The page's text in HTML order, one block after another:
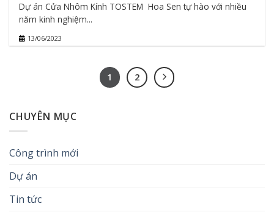
CHUYÊN MỤC
Công trình mới
Dự án
Tin tức
Dự án Cửa Nhôm Kính TOSTEM Hoa Sen tự hào với nhiều
năm kinh nghiệm...
13/06/2023
1 2